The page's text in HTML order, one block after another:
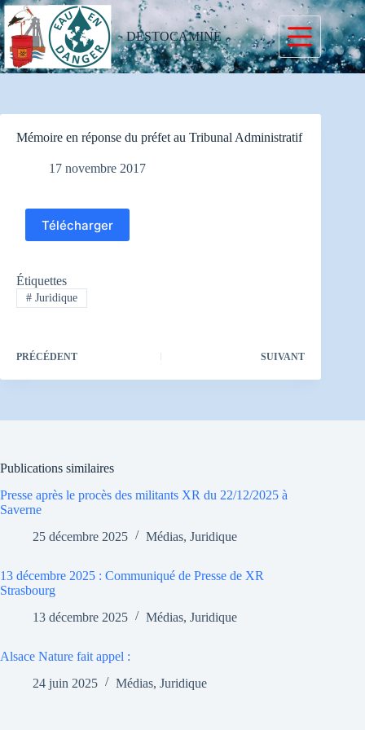
Passer
au
contenu
DESTOCAMINE
Mémoire en réponse du préfet au Tribunal Administratif
17 novembre 2017
Télécharger
Étiquettes
#Juridique
PRÉCÉDENT SUIVANT
Publications similaires
Presse après le procès des militants XR du 22/12/2025 à
Saverne
25 décembre 2025
Médias, Juridique
13 décembre 2025 : Communiqué de Presse de XR
Strasbourg
13 décembre 2025
Médias, Juridique
Alsace Nature fait appel :
24 juin 2025
Médias, Juridique